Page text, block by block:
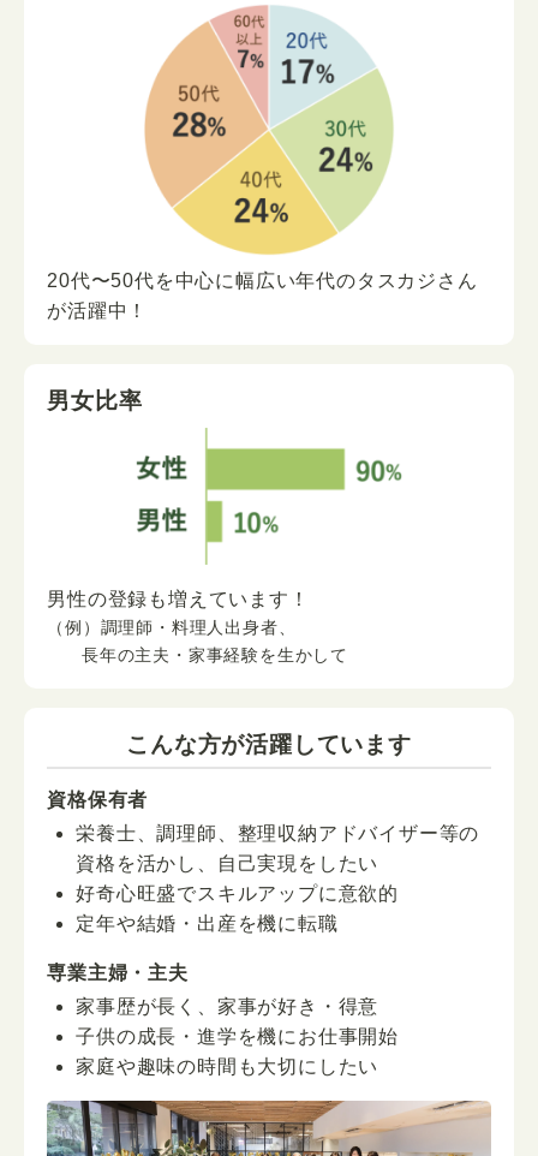
20代〜50代を中心に幅広い年代のタスカジさん
が活躍中！
男女比率
男性の登録も増えています！
（例）調理師・料理人出身者、
長年の主夫・家事経験を生かして
こんな方が活躍しています
資格保有者
栄養士、調理師、整理収納アドバイザー等の
資格を活かし、自己実現をしたい
好奇心旺盛でスキルアップに意欲的
定年や結婚・出産を機に転職
専業主婦・主夫
家事歴が長く、家事が好き・得意
子供の成長・進学を機にお仕事開始
家庭や趣味の時間も大切にしたい